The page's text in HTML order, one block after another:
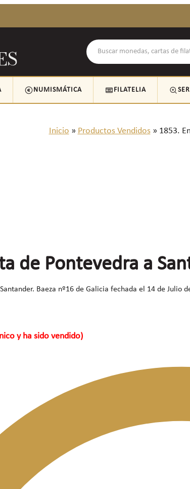
NUMISMÁTICA FILATELIA
Inicio » Productos Vendidos» 1853.
de Pontevedra a
Baeza nº16 de Galicia fechada el 14 de
y ha sido vendido)